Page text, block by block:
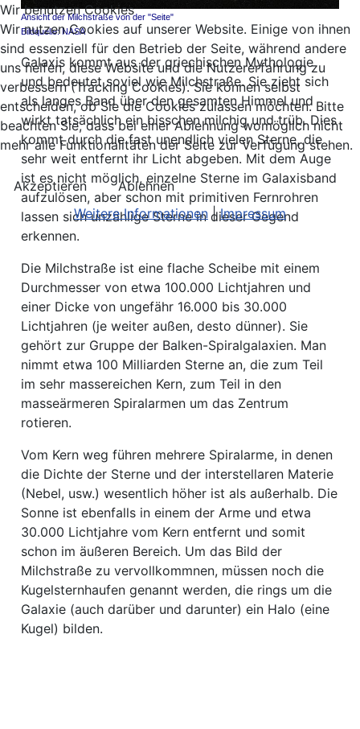
Ansicht der Milchstraße von der "Seite"
Bildquelle: NASA
Galaxis kommt aus der griechischen Mythologie
und bedeutet soviel wie Milchstraße. Sie zieht sich
als langes Band über den gesamten Himmel und
wirkt tatsächlich ein bisschen milchig und trüb. Dies
kommt durch die fast unendlich vielen Sterne, die
sehr weit entfernt ihr Licht abgeben. Mit dem Auge
ist es nicht möglich, einzelne Sterne im Galaxisband
aufzulösen, aber schon mit primitiven Fernrohren
lassen sich unzählige Sterne in dieser Gegend
erkennen.
Die Milchstraße ist eine flache Scheibe mit einem
Durchmesser von etwa 100.000 Lichtjahren und
einer Dicke von ungefähr 16.000 bis 30.000
Lichtjahren (je weiter außen, desto dünner). Sie
gehört zur Gruppe der Balken-Spiralgalaxien. Man
nimmt etwa 100 Milliarden Sterne an, die zum Teil
im sehr massereichen Kern, zum Teil in den
masseärmeren Spiralarmen um das Zentrum
rotieren.
Vom Kern weg führen mehrere Spiralarme, in denen
die Dichte der Sterne und der interstellaren Materie
(Nebel, usw.) wesentlich höher ist als außerhalb. Die
Sonne ist ebenfalls in einem der Arme und etwa
30.000 Lichtjahre vom Kern entfernt und somit
schon im äußeren Bereich. Um das Bild der
Milchstraße zu vervollkommnen, müssen noch die
Kugelsternhaufen genannt werden, die rings um die
Galaxie (auch darüber und darunter) ein Halo (eine
Kugel) bilden.
Wir benutzen Cookies
Wir nutzen Cookies auf unserer Website. Einige von ihnen
sind essenziell für den Betrieb der Seite, während andere
uns helfen, diese Website und die Nutzererfahrung zu
verbessern (Tracking Cookies). Sie können selbst
entscheiden, ob Sie die Cookies zulassen möchten. Bitte
beachten Sie, dass bei einer Ablehnung womöglich nicht
mehr alle Funktionalitäten der Seite zur Verfügung stehen.
Akzeptieren
Ablehnen
Weitere Informationen|Impressum